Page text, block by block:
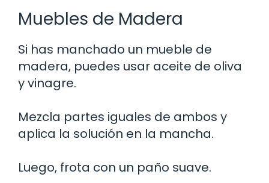
Muebles de Madera
Si has manchado un mueble de
madera, puedes usar aceite de oliva
y vinagre.
Mezcla partes iguales de ambos y
aplica la solución en la mancha.
Luego, frota con un paño suave.